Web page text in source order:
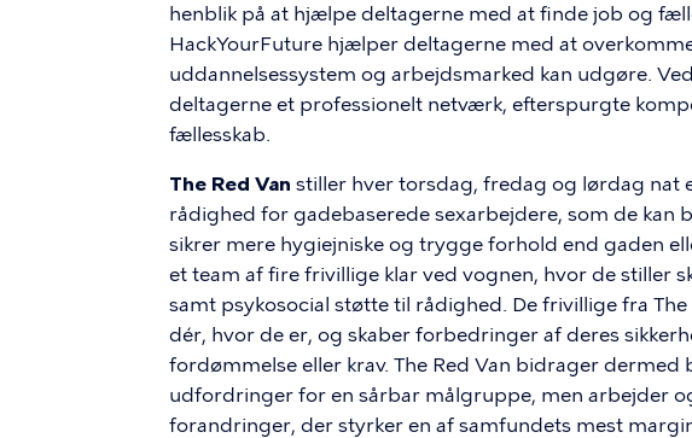
henblik på at hjælpe deltagerne med at finde job og
HackYourFuture hjælper deltagerne med at
uddannelsessystem og arbejdsmarked kan udgøre.
deltagerne et professionelt netværk, efterspurgte
fællesskab.
The Red Van stiller hver torsdag, fredag og lørdag nat
rådighed for gadebaserede sexarbejdere, som de kan
sikrer mere hygiejniske og trygge forhold end gaden
et team af fire frivillige klar ved vognen, hvor de stiller
samt psykosocial støtte til rådighed. De frivillige fra
dér, hvor de er, og skaber forbedringer af deres
fordømmelse eller krav. The Red Van bidrager dermed
udfordringer for en sårbar målgruppe, men arbejder
forandringer, der styrker en af samfundets mest